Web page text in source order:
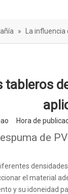
» La
tableros
Hora de
de
el material
y su idoneidad